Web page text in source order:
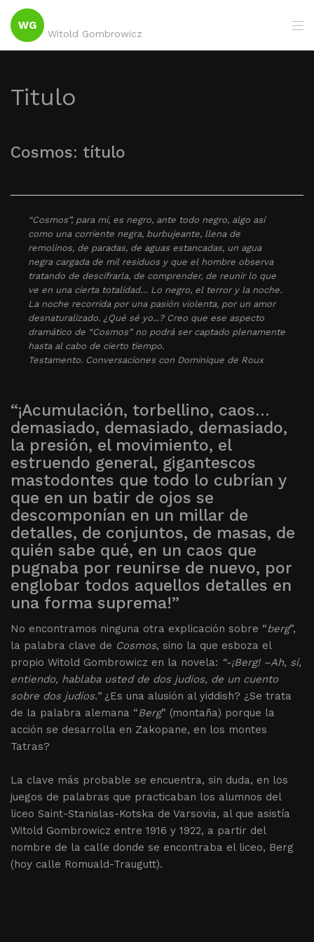
WG
Witold Gombrowicz
Titulo
Cosmos: título
“Cosmos”, para mí, es negro, ante todo negro, algo así
como una corriente negra, burbujeante, llena de
remolinos, de paradas, de aguas estancadas, un agua
negra cargada de mil residuos y que el hombre observa
tratando de descifrarla, de comprender, de reunir lo que
ve en una cierta totalidad… Lo negro, el terror y la noche.
La noche recorrida por una pasión violenta, por un amor
desnaturalizado. ¿Qué sé yo...? Creo que ese aspecto
dramático de “Cosmos” no podrá ser captado plenamente
hasta al cabo de cierto tiempo.
Testamento. Conversaciones con Dominique de Roux
“¡Acumulación, torbellino, caos…
demasiado, demasiado, demasiado,
la presión, el movimiento, el
estruendo general, gigantescos
mastodontes que todo lo cubrían y
que en un batir de ojos se
descomponían en un millar de
detalles, de conjuntos, de masas, de
quién sabe qué, en un caos que
pugnaba por reunirse de nuevo, por
englobar todos aquellos detalles en
una forma suprema!”
No encontramos ninguna otra explicación sobre “berg”,
la palabra clave de Cosmos, sino la que esboza el
propio Witold Gombrowicz en la novela: “-¡Berg! –Ah, sí,
entiendo, hablaba usted de dos judíos, de un cuento
sobre dos judíos.”¿Es una alusión al yiddish? ¿Se trata
de la palabra alemana “Berg” (montaña) porque la
acción se desarrolla en Zakopane, en los montes
Tatras?
La clave más probable se encuentra, sin duda, en los
juegos de palabras que practicaban los alumnos del
liceo Saint-Stanislas-Kotska de Varsovia, al que asistía
Witold Gombrowicz entre 1916 y 1922, a partir del
nombre de la calle donde se encontraba el liceo, Berg
(hoy calle Romuald-Traugutt).